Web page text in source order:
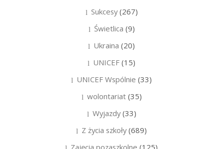
Sukcesy(267)
Świetlica (9)
Ukraina (20)
UNICEF (15)
UNICEF Wspólnie (33)
wolontariat(35)
Wyjazdy(33)
Z życia szkoły(689)
Zajęcia pozaszkolne (125)